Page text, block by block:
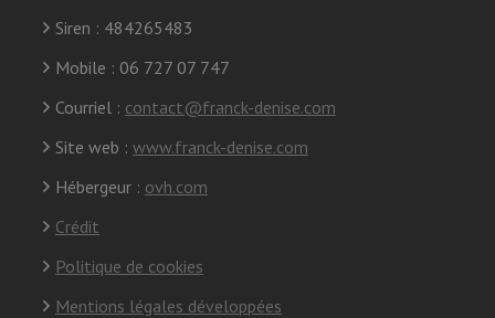
Siren : 484265483
Mobile : 06 727 07 747
Courriel : contact@franck-denise.com
Site web : www.franck-denise.com
Hébergeur : ovh.com
Crédit
Politique de cookies
Mentions légales développées